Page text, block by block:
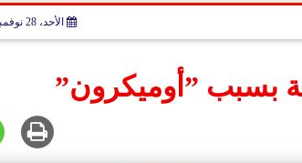
الأحد، 28 نوفمبر 2021